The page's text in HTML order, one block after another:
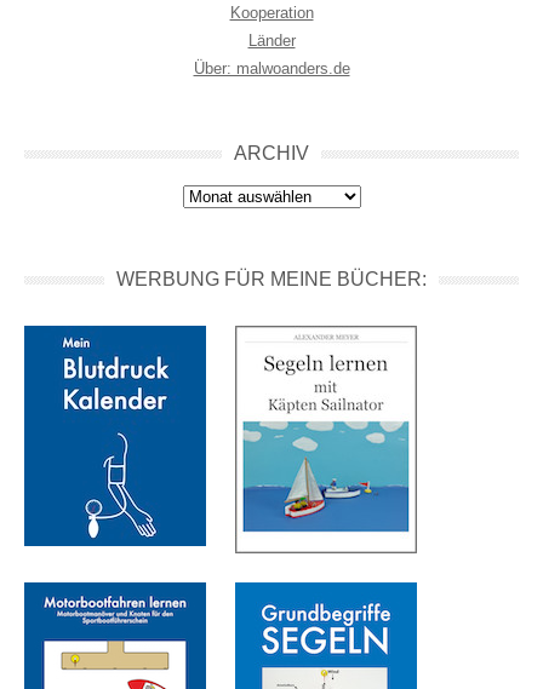
Kooperation
Länder
Über: malwoanders.de
ARCHIV
Archiv
WERBUNG FÜR MEINE BÜCHER: